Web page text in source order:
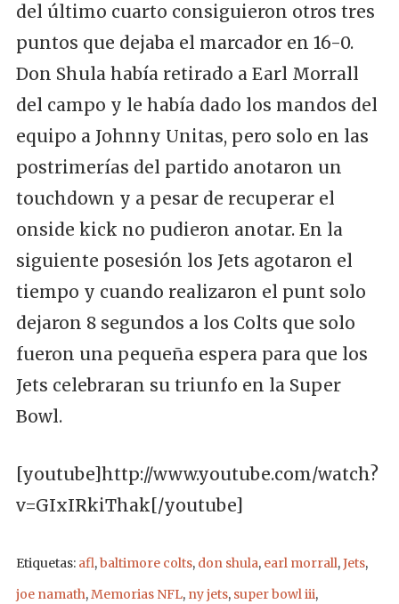
del último cuarto consiguieron otros tres
puntos que dejaba el marcador en 16-0.
Don Shula había retirado a Earl Morrall
del campo y le había dado los mandos del
equipo a Johnny Unitas, pero solo en las
postrimerías del partido anotaron un
touchdown y a pesar de recuperar el
onside kick no pudieron anotar. En la
siguiente posesión los Jets agotaron el
tiempo y cuando realizaron el punt solo
dejaron 8 segundos a los Colts que solo
fueron una pequeña espera para que los
Jets celebraran su triunfo en la Super
Bowl.
[youtube]http://www.youtube.com/watch?
v=GIxIRkiThak[/youtube]
Etiquetas: afl,baltimore colts, don shula, earl morrall,Jets,
joe namath,Memorias NFL, ny jets, super bowl iii,